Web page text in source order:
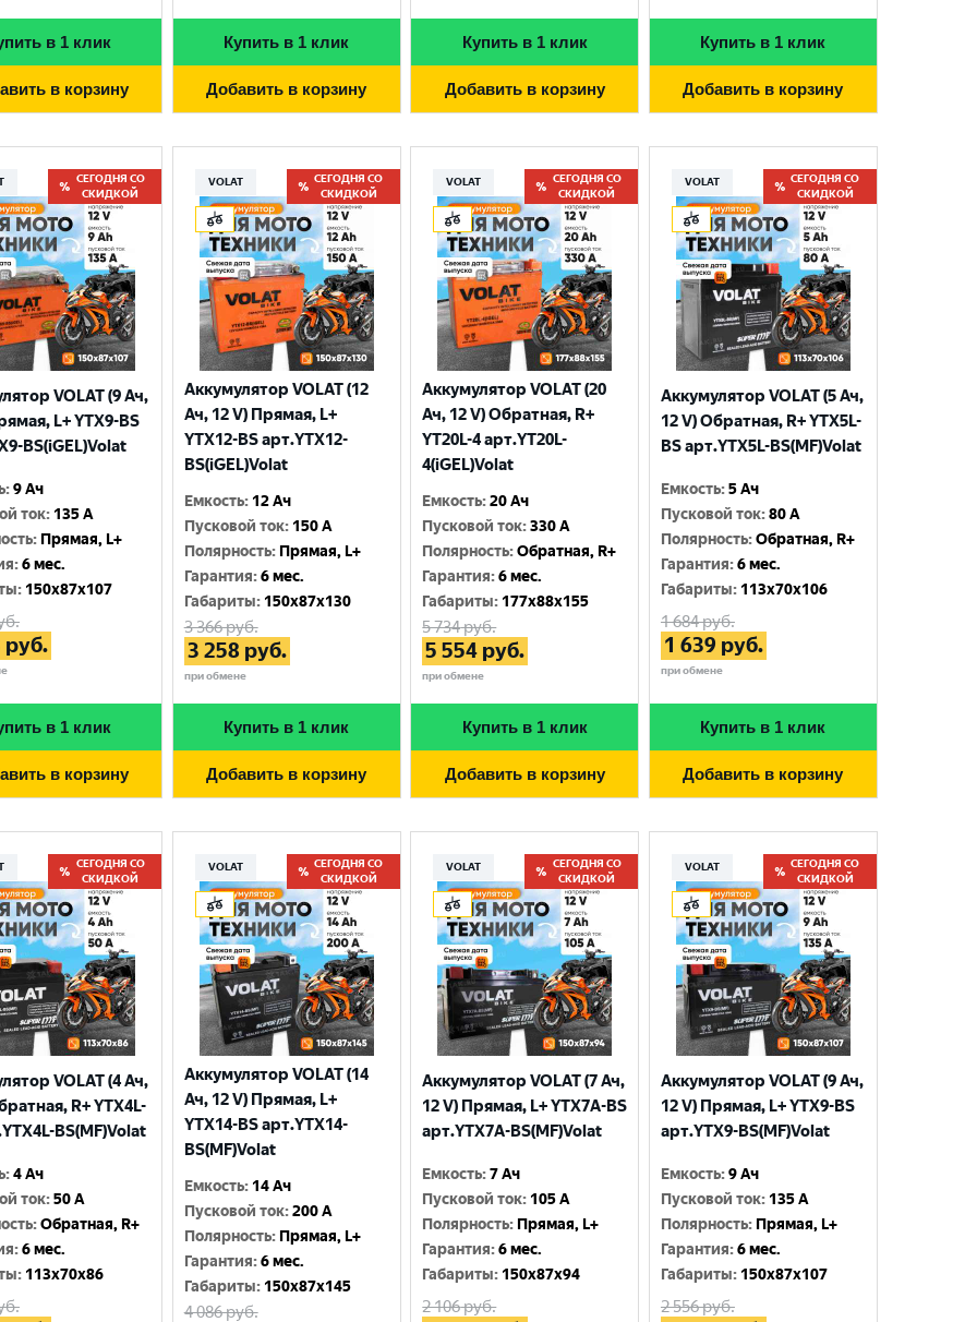
в 1 клик
в корзину
Купить в 1 клик
Добавить в корзину
Купить в 1 клик
Добавить в корзину
Купить в 1 клик
Добавить в корзину
СЕГОДНЯ СО
СКИДКОЙ
VOLAT (9 Ач,
L+ YTX9-BS
BS(iGEL)Volat
:9 Ач
ток: 135 A
: Прямая, L+
:6 мес.
: 150x87x107
руб.
в 1 клик
в корзину
VOLAT
СЕГОДНЯ СО
СКИДКОЙ
Аккумулятор VOLAT (12
Ач, 12 V) Прямая, L+
YTX12-BS арт.YTX12-
BS(iGEL)Volat
Емкость: 12 Ач
Пусковой ток: 150 A
Полярность: Прямая, L+
Гарантия:6 мес.
Габариты: 150x87x130
3 366руб.
3 258 руб.
при обмене
Купить в 1 клик
Добавить в корзину
VOLAT
СЕГОДНЯ СО
СКИДКОЙ
Аккумулятор VOLAT (20
Ач, 12 V) Обратная, R+
YT20L-4 арт.YT20L-
4(iGEL)Volat
Емкость:20 Ач
Пусковой ток:330 A
Полярность:Обратная, R+
Гарантия:6 мес.
Габариты: 177x88x155
5 734руб.
5 554 руб.
при обмене
Купить в 1 клик
Добавить в корзину
VOLAT
СЕГОДНЯ СО
СКИДКОЙ
Аккумулятор VOLAT (5 Ач,
12 V) Обратная, R+ YTX5L-
BS арт.YTX5L-BS(MF)Volat
Емкость:5 Ач
Пусковой ток:80 A
Полярность:Обратная, R+
Гарантия:6 мес.
Габариты: 113x70x106
1 684руб.
1 639 руб.
при обмене
Купить в 1 клик
Добавить в корзину
СЕГОДНЯ СО
СКИДКОЙ
VOLAT (4 Ач,
R+ YTX4L-
BS(MF)Volat
:4 Ач
ток:50 A
:Обратная, R+
:6 мес.
: 113x70x86
VOLAT
СЕГОДНЯ СО
СКИДКОЙ
Аккумулятор VOLAT (14
Ач, 12 V) Прямая, L+
YTX14-BS арт.YTX14-
BS(MF)Volat
Емкость: 14 Ач
Пусковой ток:200 A
Полярность: Прямая, L+
Гарантия:6 мес.
Габариты: 150x87x145
4 086руб.
VOLAT
СЕГОДНЯ СО
СКИДКОЙ
Аккумулятор VOLAT (7 Ач,
12 V) Прямая, L+ YTX7A-BS
арт.YTX7A-BS(MF)Volat
Емкость:7 Ач
Пусковой ток: 105 A
Полярность: Прямая, L+
Гарантия:6 мес.
Габариты: 150x87x94
2 106руб.
VOLAT
СЕГОДНЯ СО
СКИДКОЙ
Аккумулятор VOLAT (9 Ач,
12 V) Прямая, L+ YTX9-BS
арт.YTX9-BS(MF)Volat
Емкость:9 Ач
Пусковой ток: 135 A
Полярность: Прямая, L+
Гарантия:6 мес.
Габариты: 150x87x107
2 556руб.